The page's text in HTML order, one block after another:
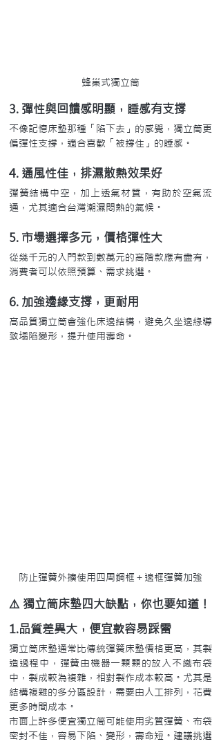
蜂巢式獨立筒
3. 彈性與回饋感明顯，睡感有支撐
不像記憶床墊那種「陷下去」的感覺，獨立筒更
偏彈性支撐，適合喜歡「被撐住」的睡感。
4. 通風性佳，排濕散熱效果好
彈簧結構中空，加上透氣材質，有助於空氣流
通，尤其適合台灣潮濕悶熱的氣候。
5. 市場選擇多元，價格彈性大
從幾千元的入門款到數萬元的高階款應有盡有，
消費者可以依照預算、需求挑選。
6. 加強邊緣支撐，更耐用
高品質獨立筒會強化床邊結構，避免久坐邊緣導
致塌陷變形，提升使用壽命。
防止彈簧外擴使用四周鋼框＋邊框彈簧加強
⚠️ 獨立筒床墊四大缺點，你也要知道！
1.品質差異大，便宜款容易踩雷
獨立筒床墊通常比傳統彈簧床墊價格更高，其製
造過程中，彈簧由機器一顆顆的放入不織布袋
中，製成較為複雜，相對製作成本較高。尤其是
結構複雜的多分區設計，需要由人工排列，花費
更多時間成本。
市面上許多便宜獨立筒可能使用劣質彈簧、布袋
密封不佳，容易下陷、變形，壽命短。建議挑選